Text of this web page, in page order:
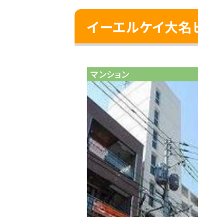
イーエルケイ大
マンション